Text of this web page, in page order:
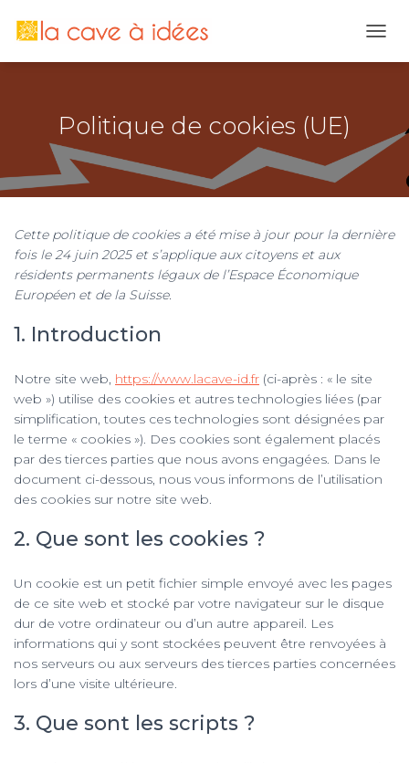
Politique de cookies (UE)
Cette politique de cookies a été mise à jour pour la dernière
fois le 24 juin 2025 et s’applique aux citoyens et aux
résidents permanents légaux de l’Espace Économique
Européen et de la Suisse.
1. Introduction
Notre site web, https://www.lacave-id.fr (ci-après : « le site
web ») utilise des cookies et autres technologies liées (par
simplification, toutes ces technologies sont désignées par
le terme « cookies »). Des cookies sont également placés
par des tierces parties que nous avons engagées. Dans le
document ci-dessous, nous vous informons de l’utilisation
des cookies sur notre site web.
2. Que sont les cookies ?
Un cookie est un petit fichier simple envoyé avec les pages
de ce site web et stocké par votre navigateur sur le disque
dur de votre ordinateur ou d’un autre appareil. Les
informations qui y sont stockées peuvent être renvoyées à
nos serveurs ou aux serveurs des tierces parties concernées
lors d’une visite ultérieure.
3. Que sont les scripts ?